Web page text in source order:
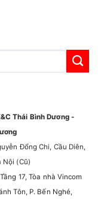
Thái Bình Dương -
Đổng Chi, Cầu Diên,
Nội (Cũ)
17, Tòa nhà Vincom
Tôn, P. Bến Nghé,